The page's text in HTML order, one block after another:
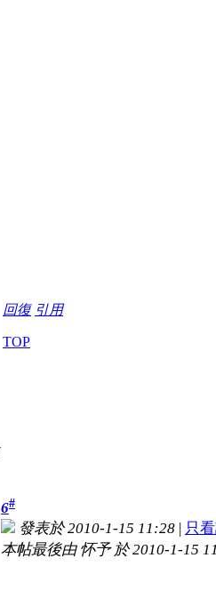
回復 引用
TOP
6#
發表於 2010-1-15 11:28 | 只
本帖最後由 怀予 於 2010-1-15